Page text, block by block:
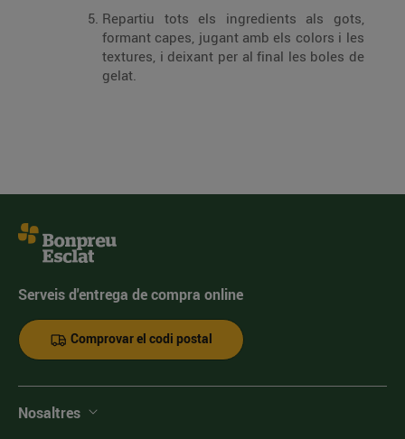
Repartiu tots els ingredients als gots,
formant capes, jugant amb els colors i les
textures, i deixant per al final les boles de
gelat.
Serveis d'entrega de compra online
Comprovar el codi postal
Nosaltres